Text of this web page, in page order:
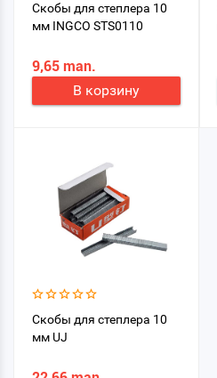
Скобы для степлера 10
мм INGCO STS0110
9,65 man.
В корзину
Скобы для степлера 10
мм UJ